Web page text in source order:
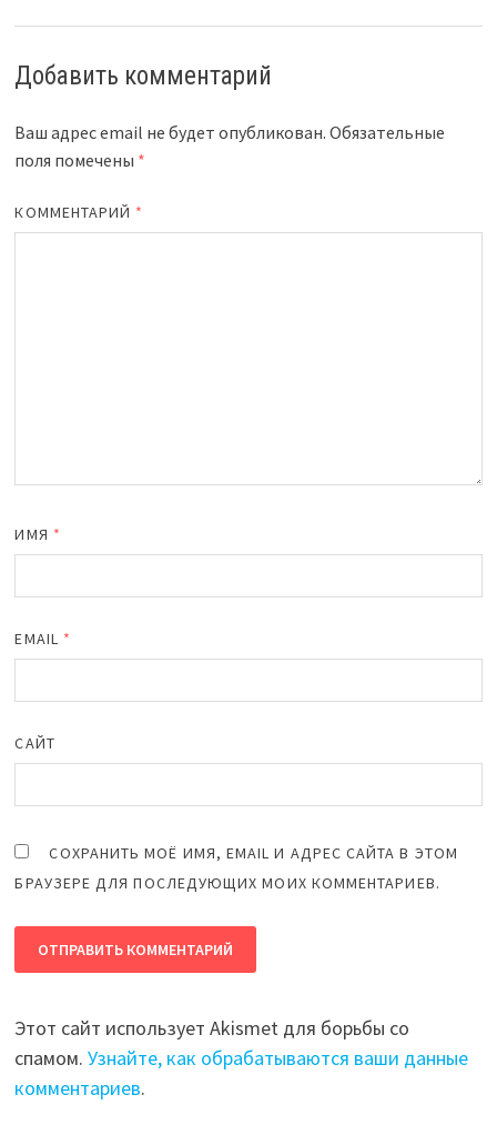
Добавить комментарий
Ваш адрес email не будет опубликован. Обязательные
поля помечены *
КОММЕНТАРИЙ *
ИМЯ *
EMAIL *
САЙТ
СОХРАНИТЬ МОЁ ИМЯ, EMAIL И АДРЕС САЙТА В ЭТОМ
БРАУЗЕРЕ ДЛЯ ПОСЛЕДУЮЩИХ МОИХ КОММЕНТАРИЕВ.
Этот сайт использует Akismet для борьбы со
спамом.Узнайте, как обрабатываются ваши данные
комментариев.